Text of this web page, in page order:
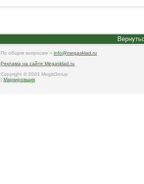
По общим вопросам » info@megasklad.ru
Реклама на сайте Megasklad.ru
Copyright © 2003 MegaGroup
| Маркировщик